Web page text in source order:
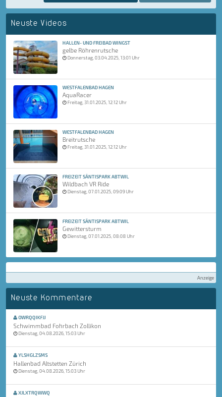
Neuste Videos
HALLEN- UND FREIBAD WINGST
gelbe Röhrenrutsche
Donnerstag, 03.04.2025, 13:01 Uhr
WESTFALENBAD HAGEN
AquaRacer
Freitag, 31.01.2025, 12:12 Uhr
WESTFALENBAD HAGEN
Breitrutsche
Freitag, 31.01.2025, 12:12 Uhr
FREIZEIT SÄNTISPARK ABTWIL
Wildbach VR Ride
Dienstag, 07.01.2025, 09:09 Uhr
FREIZEIT SÄNTISPARK ABTWIL
Gewittersturm
Dienstag, 07.01.2025, 08:08 Uhr
Anzeige
Neuste Kommentare
OWRQQIKFJJ
Schwimmbad Fohrbach Zollikon
Dienstag, 04.08.2026, 15:03 Uhr
YLSHGLZSMS
Hallenbad Altstetten Zürich
Dienstag, 04.08.2026, 15:03 Uhr
XJLXTRQWWQ